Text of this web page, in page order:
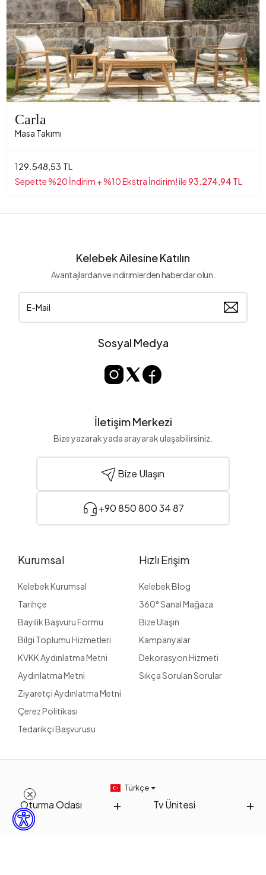
Carla
Masa Takımı
129.548,53 TL
Sepette %20 İndirim + %10 Ekstra İndirim! ile93.274,94 TL
Kelebek Ailesine Katılın
Avantajlardan ve indirimlerden haberdar olun.
Sosyal Medya
İletişim Merkezi
Bize yazarak yada arayarak ulaşabilirsiniz.
Bize Ulaşın
+90 850 800 34 87
Kurumsal
Kelebek Kurumsal
Tarihçe
Bayilik Başvuru Formu
Bilgi Toplumu Hizmetleri
KVKK Aydınlatma Metni
Aydınlatma Metni
Ziyaretçi Aydınlatma Metni
Çerez Politikası
Tedarikçi Başvurusu
Hızlı Erişim
Kelebek Blog
360° Sanal Mağaza
Bize Ulaşın
Kampanyalar
Dekorasyon Hizmeti
Sıkça Sorulan Sorular
Oturma Odası Tv Ünitesi
Türkçe